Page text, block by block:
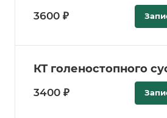
3600 ₽
КТ голеностопного
3400 ₽